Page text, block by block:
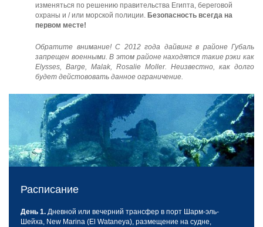
изменяться по решению правительства Египта, береговой
охраны и / или морской полиции. Безопасность всегда на
первом месте!
Обратите внимание! С 2012 года дайвинг в районе Губаль
запрещен военными. В этом районе находятся такие рэки как
Elysses, Barge, Malak, Rosalie Moller. Неизвестно, как долго
будет дейстововать данное ограничение.
Расписание
День 1. Дневной или вечерний трансфер в порт Шарм-эль-
Шейха, New Marina (El Wataneya), размещение на судне,